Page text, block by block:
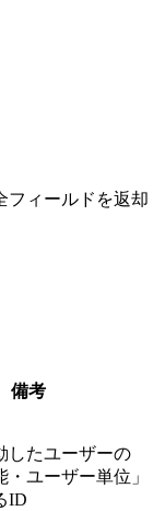
フィールドを返却
備考
したユーザーの
・ユーザー単位」
ID